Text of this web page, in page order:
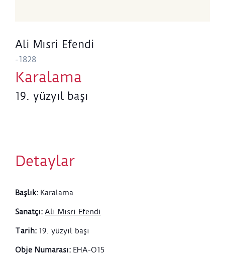
Ali Mısri Efendi
-1828
Karalama
19. yüzyıl başı
Detaylar
Başlık: Karalama
Sanatçı: Ali Mısri Efendi
Tarih: 19. yüzyıl başı
Obje Numarası: EHA-O15